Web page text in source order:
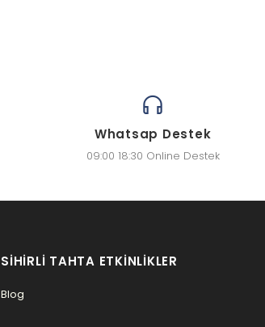
Whatsap Destek
09:00 18:30 Online Destek
SIHIRLI TAHTA ETKINLIKLER
Blog